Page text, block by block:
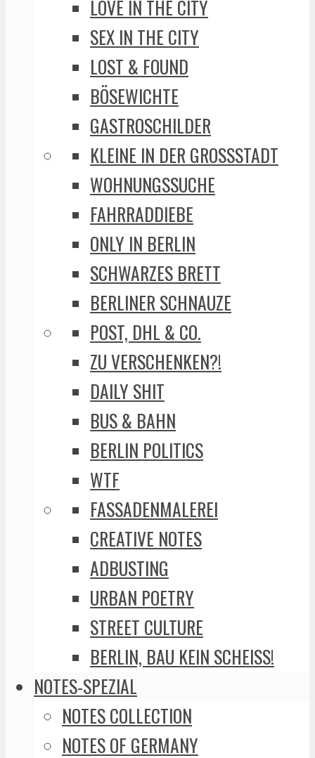
LOVE IN THE CITY
SEX IN THE CITY
LOST & FOUND
BÖSEWICHTE
GASTROSCHILDER
KLEINE IN DER GROSSSTADT
WOHNUNGSSUCHE
FAHRRADDIEBE
ONLY IN BERLIN
SCHWARZES BRETT
BERLINER SCHNAUZE
POST, DHL & CO.
ZU VERSCHENKEN?!
DAILY SHIT
BUS & BAHN
BERLIN POLITICS
WTF
FASSADENMALEREI
CREATIVE NOTES
ADBUSTING
URBAN POETRY
STREET CULTURE
BERLIN, BAU KEIN SCHEISS!
NOTES-SPEZIAL
NOTES COLLECTION
NOTES OF GERMANY